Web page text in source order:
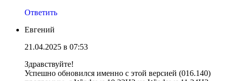
Ответить
Евгений
21.04.2025 в 07:53
Здравствуйте!
Успешно обновился именно с этой версией (016.140)